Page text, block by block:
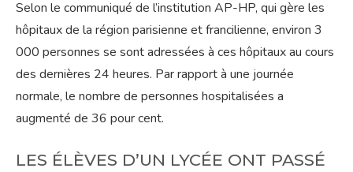
Selon le communiqué de l’institution AP-HP, qui gère les
hôpitaux de la région parisienne et francilienne, environ 3
000 personnes se sont adressées à ces hôpitaux au cours
des dernières 24 heures. Par rapport à une journée
normale, le nombre de personnes hospitalisées a
augmenté de 36 pour cent.
LES ÉLÈVES D’UN LYCÉE ONT PASSÉ